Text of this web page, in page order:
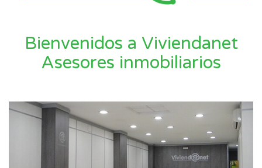
Bienvenidos a Viviendanet
Asesores inmobiliarios